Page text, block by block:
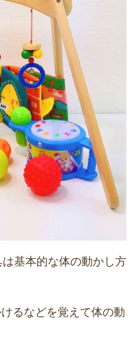
基本的な体の動かし方
るなどを覚えて体の動